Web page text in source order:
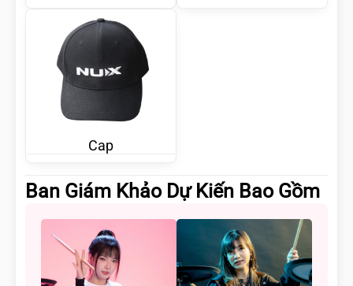
Cap
Ban Giám Khảo Dự Kiến Bao Gồm